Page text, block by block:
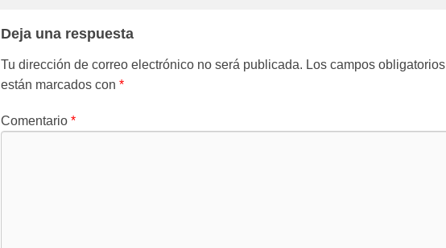
Deja una respuesta
Tu dirección de correo electrónico no será publicada. Los campos obligatorios
están marcados con *
Comentario *